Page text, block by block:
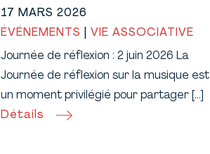
17 MARS 2026
ÉVÉNEMENTS
VIE ASSOCIATIVE
Journée de réflexion : 2 juin 2026 La
Journée de réflexion sur la musique est
un moment privilégié pour partager […]
Détails